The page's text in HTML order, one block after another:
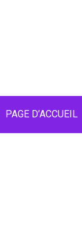
PAGE D’ACCUEIL